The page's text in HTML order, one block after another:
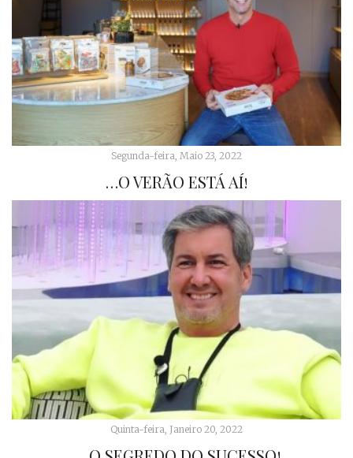
Segunda-feira, Maio 23, 2022
…O VERÃO ESTÁ AÍ!
Quinta-feira, Janeiro 20, 2022